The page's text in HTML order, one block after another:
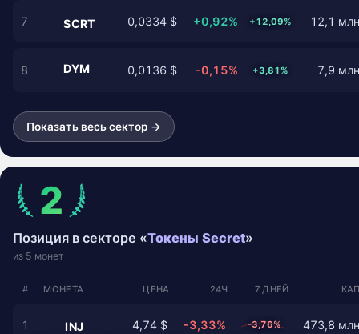
7 SCRT 0,0334 $ +0,92% +12,09% 12,1
8 DYM 0,0136 $ -0,15% +3,81% 7,9
Показать весь сектор →
2
Позиция в секторе «Токены Secret»
из 5 монет
# МОНЕТА ЦЕНА 24Ч 7 ДНЕЙ
1 INJ 4,74 $ -3,33% -3,76% 473,8